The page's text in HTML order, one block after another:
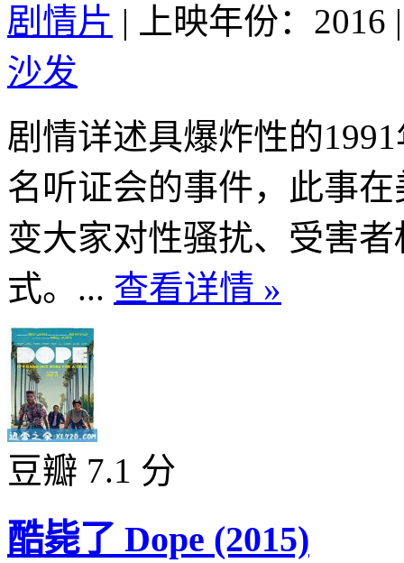
剧情片 | 上映年份：2016 |
沙发
剧情详述具爆炸性的
名听证会的事件，此事
变大家对性骚扰、受害
式。... 查看详情 »
豆瓣 7.1 分
酷毙了 Dope (2015)